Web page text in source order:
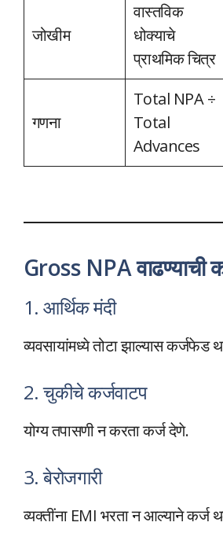
जोखीम
वास्तविक
धोक्याचे
प्राथमिक चित्र
गणना
Total NPA ÷
Total
Advances
Gross NPA वाढण्याची
1. आर्थिक मंदी
व्यवसायांमध्ये तोटा झाल्यास कर्जफेड
2. चुकीचे कर्जवाटप
योग्य तपासणी न करता कर्ज देणे.
3. बेरोजगारी
व्यक्तींना EMI भरता न आल्याने कर्ज